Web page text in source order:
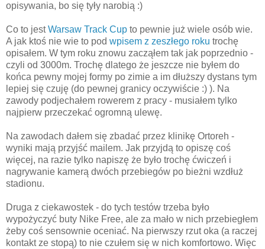
opisywania, bo się tyły narobią :)
Co to jestWarsaw Track Cup to pewnie już wiele osób wie.
A jak ktoś nie wie to pod wpisem z zeszłego roku trochę
opisałem. W tym roku znowu zacząłem tak jak poprzednio -
czyli od 3000m. Trochę dlatego że jeszcze nie byłem do
końca pewny mojej formy po zimie a im dłuższy dystans tym
lepiej się czuję (do pewnej granicy oczywiście :) ). Na
zawody podjechałem rowerem z pracy - musiałem tylko
najpierw przeczekać ogromną ulewę.
Na zawodach dałem się zbadać przez klinikę Ortoreh -
wyniki mają przyjść mailem. Jak przyjdą to opiszę coś
więcej, na razie tylko napiszę że było trochę ćwiczeń i
nagrywanie kamerą dwóch przebiegów po bieżni wzdłuż
stadionu.
Druga z ciekawostek - do tych testów trzeba było
wypożyczyć buty Nike Free, ale za mało w nich przebiegłem
żeby coś sensownie oceniać. Na pierwszy rzut oka (a raczej
kontakt ze stopą) to nie czułem się w nich komfortowo. Więc